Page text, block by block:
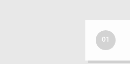
01